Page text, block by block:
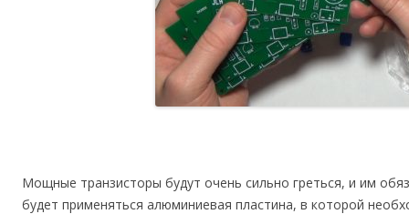
Мощные транзисторы будут очень сильно греться, и им
будет применяться алюминиевая пластина, в которой